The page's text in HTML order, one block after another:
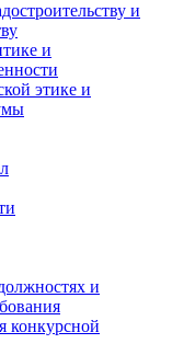
и
и
этике и
и
конкурсной